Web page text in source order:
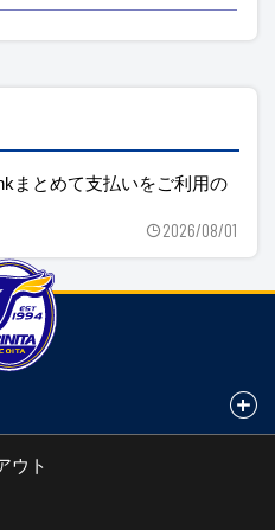
まとめて支払いをご利用の
2026/08/01
ウト